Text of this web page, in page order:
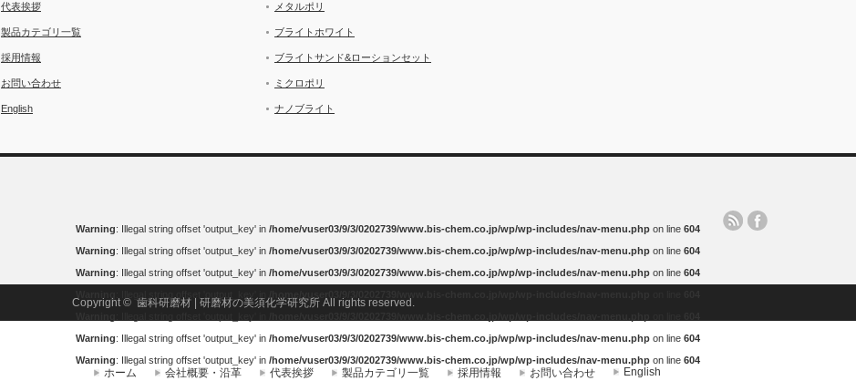
代表挨拶
製品カテゴリ一覧
採用情報
お問い合わせ
English
メタルポリ
ブライトホワイト
ブライトサンド&ローションセット
ミクロポリ
ナノブライト
Warning: Illegal string offset 'output_key' in /home/vuser03/9/3/0202739/www.bis-chem.co.jp/wp/wp-includes/nav-menu.php on line 604
Warning: Illegal string offset 'output_key' in /home/vuser03/9/3/0202739/www.bis-chem.co.jp/wp/wp-includes/nav-menu.php on line 604
Warning: Illegal string offset 'output_key' in /home/vuser03/9/3/0202739/www.bis-chem.co.jp/wp/wp-includes/nav-menu.php on line 604
Warning: Illegal string offset 'output_key' in /home/vuser03/9/3/0202739/www.bis-chem.co.jp/wp/wp-includes/nav-menu.php on line 604
Warning: Illegal string offset 'output_key' in /home/vuser03/9/3/0202739/www.bis-chem.co.jp/wp/wp-includes/nav-menu.php on line 604
ホーム 会社概要・沿革 代表挨拶 製品カテゴリ一覧 採用情報 お問い合わせ English
Copyright © 歯科研磨材 | 研磨材の美須化学研究所 All rights reserved.